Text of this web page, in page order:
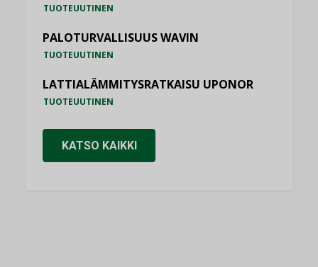
TUOTEUUTINEN
PALOTURVALLISUUS WAVIN
TUOTEUUTINEN
LATTIALÄMMITYSRATKAISU UPONOR
TUOTEUUTINEN
KATSO KAIKKI